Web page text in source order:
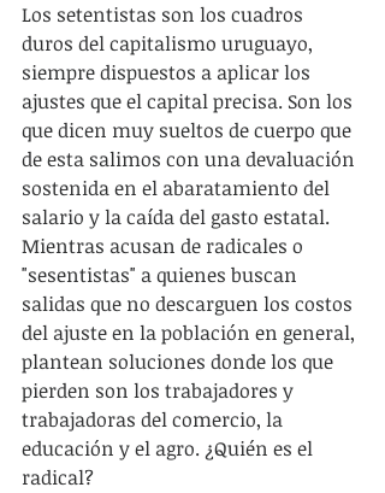
Los setentistas son los cuadros
duros del capitalismo uruguayo,
siempre dispuestos a aplicar los
ajustes que el capital precisa. Son los
que dicen muy sueltos de cuerpo que
de esta salimos con una devaluación
sostenida en el abaratamiento del
salario y la caída del gasto estatal.
Mientras acusan de radicales o
"sesentistas" a quienes buscan
salidas que no descarguen los costos
del ajuste en la población en general,
plantean soluciones donde los que
pierden son los trabajadores y
trabajadoras del comercio, la
educación y el agro. ¿Quién es el
radical?